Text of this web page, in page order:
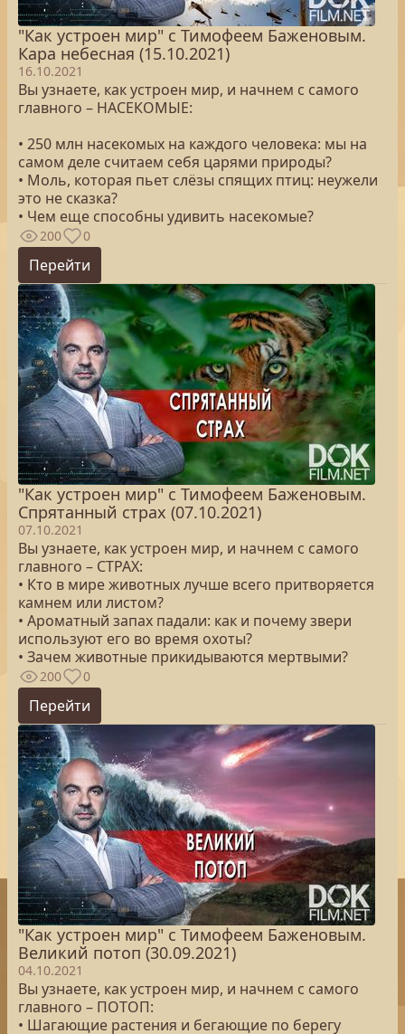
"Как устроен мир" с Тимофеем Баженовым.
Кара небесная (15.10.2021)
16.10.2021
Вы узнаете, как устроен мир, и начнем с самого
главного – НАСЕКОМЫЕ:
• 250 млн насекомых на каждого человека: мы на
самом деле считаем себя царями природы?
• Моль, которая пьет слёзы спящих птиц: неужели
это не сказка?
• Чем еще способны удивить насекомые?
200 0
Перейти
"Как устроен мир" с Тимофеем Баженовым.
Спрятанный страх (07.10.2021)
07.10.2021
Вы узнаете, как устроен мир, и начнем с самого
главного – СТРАХ:
• Кто в мире животных лучше всего притворяется
камнем или листом?
• Ароматный запах падали: как и почему звери
используют его во время охоты?
• Зачем животные прикидываются мертвыми?
200 0
Перейти
"Как устроен мир" с Тимофеем Баженовым.
Великий потоп (30.09.2021)
04.10.2021
Вы узнаете, как устроен мир, и начнем с самого
главного – ПОТОП:
• Шагающие растения и бегающие по берегу